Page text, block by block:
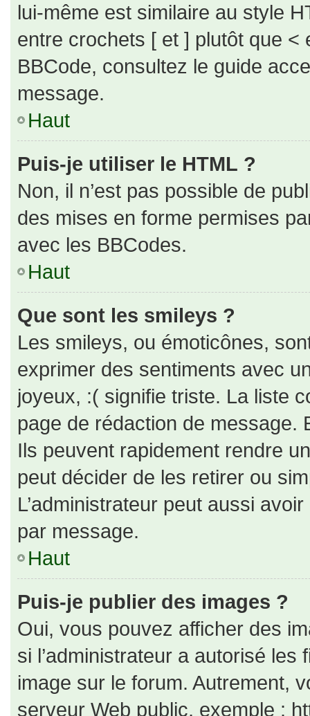
lui-même est similaire au style
entre crochets [ et ] plutôt que <
BBCode, consultez le guide
message.
Haut
Puis-je utiliser le HTML ?
Non, il n’est pas possible de
des mises en forme permises
avec les BBCodes.
Haut
Que sont les smileys ?
Les smileys, ou émoticônes,
exprimer des sentiments avec
joyeux, :( signifie triste. La liste
page de rédaction de message.
Ils peuvent rapidement rendre
peut décider de les retirer ou
L’administrateur peut aussi
par message.
Haut
Puis-je publier des images ?
Oui, vous pouvez afficher des
si l’administrateur a autorisé
image sur le forum. Autrement,
serveur Web public, exemple :